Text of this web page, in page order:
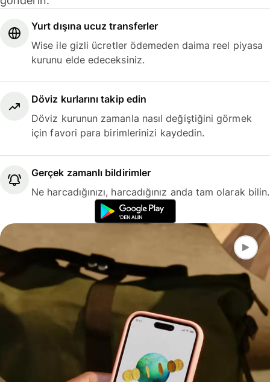
Yurt dışına ucuz transferler
Wise ile gizli ücretler ödemeden daima reel piyasa
kurunu elde edeceksiniz.
Döviz kurlarını takip edin
Döviz kurunun zamanla nasıl değiştiğini görmek
için favori para birimlerinizi kaydedin.
Gerçek zamanlı bildirimler
Ne harcadığınızı, harcadığınız anda tam olarak bilin.